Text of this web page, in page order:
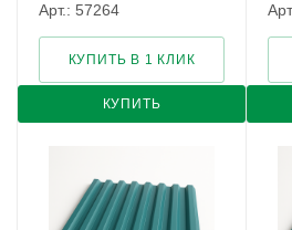
Арт.: 57264
КУПИТЬ
КУПИТЬ В 1 КЛИК